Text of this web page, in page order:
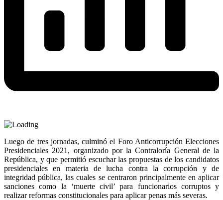
Luego de tres jornadas, culminó el Foro Anticorrupción Elecciones
Presidenciales 2021, organizado por la Contraloría General de la
República, y que permitió escuchar las propuestas de los candidatos
presidenciales en materia de lucha contra la corrupción y de
integridad pública, las cuales se centraron principalmente en aplicar
sanciones como la ‘muerte civil’ para funcionarios corruptos y
realizar reformas constitucionales para aplicar penas más severas.